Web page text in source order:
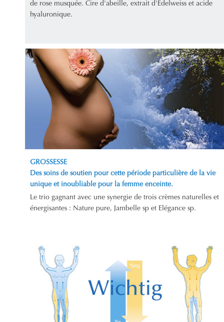
de rose musquée. Cire d'abeille, extrait d'Edelweiss et acide
hyaluronique.
GROSSESSE
Des soins de soutien pour cette période particulière de la vie
unique et inoubliable pour la femme enceinte.
Le trio gagnant avec une synergie de trois crèmes naturelles et
énergisantes : Nature pure, Jambelle sp et Elégance sp.